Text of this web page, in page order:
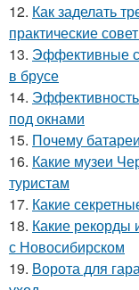
12. Как заделать
практические
13. Эффективные
в брусе
14.
под окнами
15. Почему
16. Какие музеи
туристам
17. Какие
18. Какие рекорды
с Новосибирском
19. Ворота для